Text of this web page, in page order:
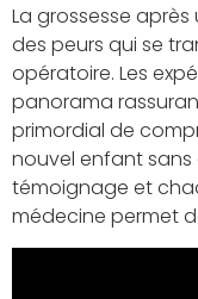
La grossesse
des peurs qui se
opératoire. Les
panorama
primordial de
nouvel enfant sans
témoignage et
médecine permet